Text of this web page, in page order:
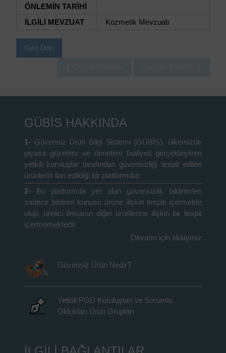
ÖNLEMİN TARİHİ
İLGİLİ MEVZUAT
Kozmetik Mevzuatı
Geri Dön
GÜBİS HAKKINDA
1- Güvensiz Ürün Bilgi Sistemi (GÜBİS), ülkemizde
piyasa gözetimi ve denetimi faaliyeti gerçekleştiren
yetkili kuruluşlar tarafından güvensizliği tespit edilen
ürünlerin ilan edildiği bir platformdur.
2-
Bu platformda yer alan güvensizlik bildirimleri
sadece bildirim konusu ürüne ilişkin tespiti içermekte
olup, üretici firmanın diğer ürünlerine ilişkin bir tespit
içermemektedir.
Devamı için tıklayınız
Güvensiz Ürün Nedir?
Yetkili PGD Kuruluşları ve Sorumlu
Oldukları Ürün Grupları